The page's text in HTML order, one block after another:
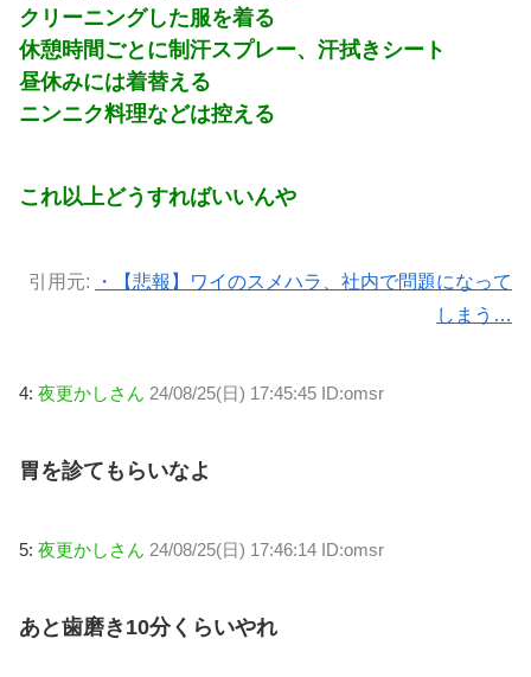
クリーニングした服を着る
休憩時間ごとに制汗スプレー、汗拭きシート
昼休みには着替える
ニンニク料理などは控える
これ以上どうすればいいんや
引用元:
・【悲報】ワイのスメハラ、社内で問題になって
しまう…
4: 夜更かしさん 24/08/25(日) 17:45:45 ID:omsr
胃を診てもらいなよ
5: 夜更かしさん 24/08/25(日) 17:46:14 ID:omsr
あと歯磨き10分くらいやれ